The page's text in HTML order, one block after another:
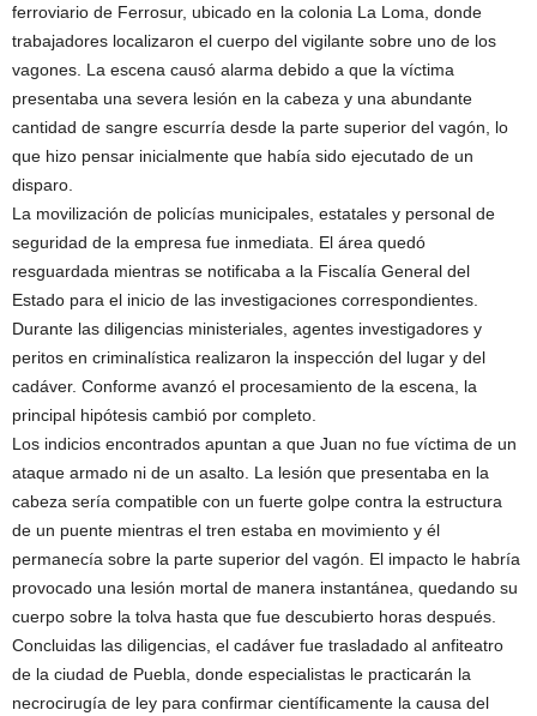
ferroviario de Ferrosur, ubicado en la colonia La Loma, donde
trabajadores localizaron el cuerpo del vigilante sobre uno de los
vagones. La escena causó alarma debido a que la víctima
presentaba una severa lesión en la cabeza y una abundante
cantidad de sangre escurría desde la parte superior del vagón, lo
que hizo pensar inicialmente que había sido ejecutado de un
disparo.
La movilización de policías municipales, estatales y personal de
seguridad de la empresa fue inmediata. El área quedó
resguardada mientras se notificaba a la Fiscalía General del
Estado para el inicio de las investigaciones correspondientes.
Durante las diligencias ministeriales, agentes investigadores y
peritos en criminalística realizaron la inspección del lugar y del
cadáver. Conforme avanzó el procesamiento de la escena, la
principal hipótesis cambió por completo.
Los indicios encontrados apuntan a que Juan no fue víctima de un
ataque armado ni de un asalto. La lesión que presentaba en la
cabeza sería compatible con un fuerte golpe contra la estructura
de un puente mientras el tren estaba en movimiento y él
permanecía sobre la parte superior del vagón. El impacto le habría
provocado una lesión mortal de manera instantánea, quedando su
cuerpo sobre la tolva hasta que fue descubierto horas después.
Concluidas las diligencias, el cadáver fue trasladado al anfiteatro
de la ciudad de Puebla, donde especialistas le practicarán la
necrocirugía de ley para confirmar científicamente la causa del